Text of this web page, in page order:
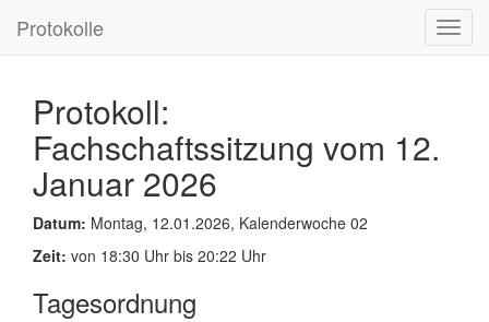
Protokolle
Protokoll:
Fachschaftssitzung vom 12.
Januar 2026
Datum: Montag, 12.01.2026, Kalenderwoche 02
Zeit: von 18:30 Uhr bis 20:22 Uhr
Tagesordnung